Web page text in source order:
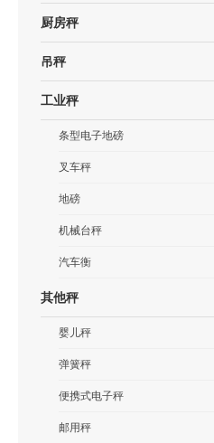
厨房秤
吊秤
工业秤
条型电子地磅
叉车秤
地磅
机械台秤
汽车衡
其他秤
婴儿秤
弹簧秤
便携式电子秤
邮用秤